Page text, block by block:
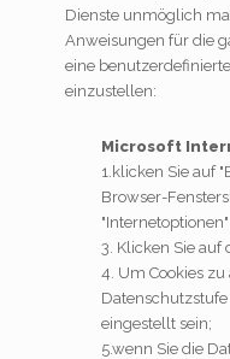
Dienste unmöglich
Anweisungen für die
eine
einzustellen:
Microsoft
1.klicken Sie auf
Browser-
"Internetoptionen"
3. Klicken Sie auf
4. Um Cookies
eingestellt sein;
5.wenn Sie die